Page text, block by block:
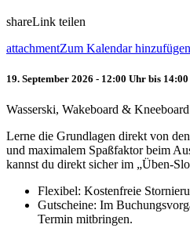
shareLink teilen
attachmentZum Kalendar hinzufügen
19. September 2026 - 12:00 Uhr bis
Wasserski, Wakeboard &
Lerne die Grundlagen direkt von
und maximalem Spaßfaktor beim
kannst du direkt sicher im „Üben-
Flexibel: Kostenfreie
Gutscheine: Im
Termin mitbringen.